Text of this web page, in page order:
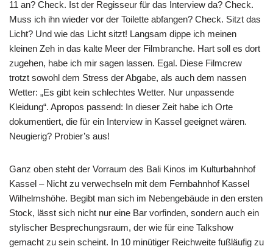
11 an? Check. Ist der Regisseur für das Interview da? Check.
Muss ich ihn wieder vor der Toilette abfangen? Check. Sitzt das
Licht? Und wie das Licht sitzt! Langsam dippe ich meinen
kleinen Zeh in das kalte Meer der Filmbranche. Hart soll es dort
zugehen, habe ich mir sagen lassen. Egal. Diese Filmcrew
trotzt sowohl dem Stress der Abgabe, als auch dem nassen
Wetter: „Es gibt kein schlechtes Wetter. Nur unpassende
Kleidung“. Apropos passend: In dieser Zeit habe ich Orte
dokumentiert, die für ein Interview in Kassel geeignet wären.
Neugierig? Probier’s aus!
Ganz oben steht der Vorraum des Bali Kinos im Kulturbahnhof
Kassel – Nicht zu verwechseln mit dem Fernbahnhof Kassel
Wilhelmshöhe. Begibt man sich im Nebengebäude in den ersten
Stock, lässt sich nicht nur eine Bar vorfinden, sondern auch ein
stylischer Besprechungsraum, der wie für eine Talkshow
gemacht zu sein scheint. In 10 minütiger Reichweite fußläufig zu